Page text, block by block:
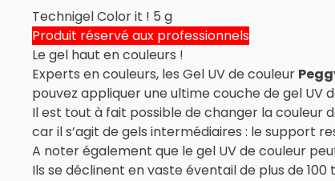
Technigel Color it ! 5 g
Produit réservé aux professionnels
Le gel haut en couleurs !
Experts en couleurs, les Gel UV de couleur
pouvez appliquer une ultime couche de gel
Il est tout à fait possible de changer la couleur
car il s’agit de gels intermédiaires : le support
A noter également que le gel UV de couleur
Ils se déclinent en vaste éventail de plus de 100